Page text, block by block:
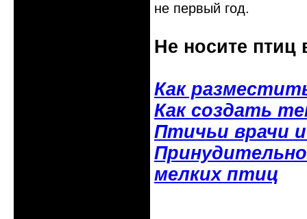
не первый год.
Не носите птиц
Как
Как создать
Птичьи врачи
мелких птиц